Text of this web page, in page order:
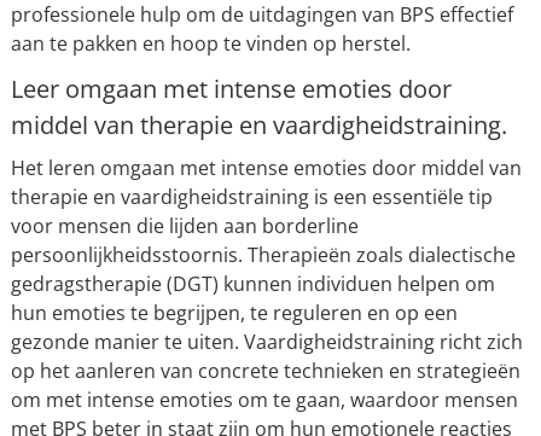
professionele hulp om de uitdagingen van BPS effectief
aan te pakken en hoop te vinden op herstel.
Leer omgaan met intense emoties door
middel van therapie en vaardigheidstraining.
Het leren omgaan met intense emoties door middel van
therapie en vaardigheidstraining is een essentiële tip
voor mensen die lijden aan borderline
persoonlijkheidsstoornis. Therapieën zoals dialectische
gedragstherapie (DGT) kunnen individuen helpen om
hun emoties te begrijpen, te reguleren en op een
gezonde manier te uiten. Vaardigheidstraining richt zich
op het aanleren van concrete technieken en strategieën
om met intense emoties om te gaan, waardoor mensen
met BPS beter in staat zijn om hun emotionele reacties